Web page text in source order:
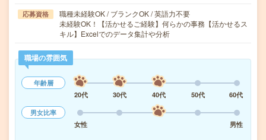
応募資格
職種未経験OK / ブランクOK / 英語力不要
未経験OK！【活かせるご経験】何らかの事務【活かせるス
キル】Excelでのデータ集計や分析
職場の雰囲気
年齢層
20代
30代 40代 50代
60代
男女比率
女性
男性